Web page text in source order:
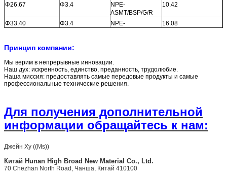
Φ26.67 Φ3.4
NPE-
ASMT/BSP/G/R
10.42
Φ33.40 Φ3.4
NPE-
16.08
Φ51.40 Φ4.8
NPE-
ASMT/BSP/G/R
* Размер на заказ доступен
Принцип компании:
Мы верим в непрерывные инновации.
Наш дух: искренность, единство, преданность, трудолюбие.
Наша миссия: предоставлять самые передовые продукты и самые
профессиональные технические решения.
Для получения дополнительной
информации обращайтесь к нам:
Джейн Ху ((Ms))
Китай Hunan High Broad New Material Co., Ltd.
70 Chezhan North Road, Чанша, Китай 410100